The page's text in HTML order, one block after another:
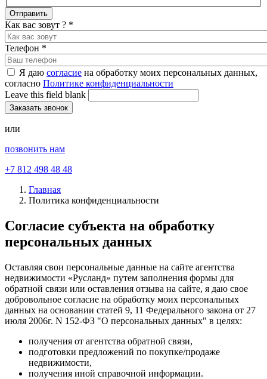
Как вас зовут ? *
Телефон *
Я даю согласие на обработку моих персональных данных,
согласно Политике конфиденциальности
Leave this field blank
или
позвонить нам
+7 812 498 48 48
Главная
Политика конфиденциальности
Согласие субъекта на обработку
персональных данных
Оставляя свои персональные данные на сайте агентства
недвижимости «Русланд» путем заполнения формы для
обратной связи или оставления отзыва на сайте, я даю свое
добровольное согласие на обработку моих персональных
данных на основании статей 9, 11 Федерального закона от 27
июля 2006г. N 152-ФЗ "О персональных данных" в целях:
получения от агентства обратной связи,
подготовки предложений по покупке/продаже
недвижимости,
получения иной справочной информации.